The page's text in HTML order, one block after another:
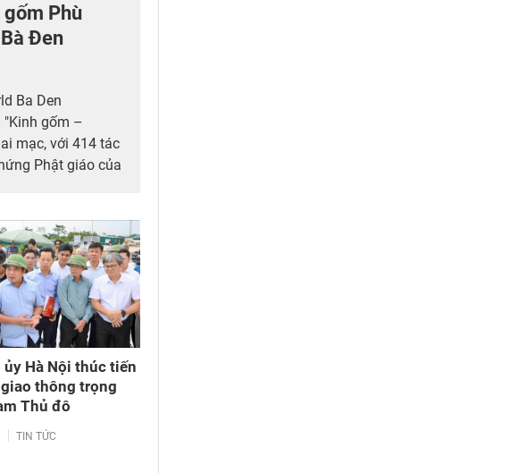
Phù
Đen
Ba Den
"Kinh gốm –
mạc, với 414 tác
Phật giáo của
đông đảo du
Hà Nội thúc tiến
thông trọng
Thủ đô
TIN TỨC